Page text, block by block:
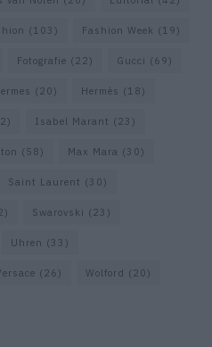
(103) Fashion Week (19)
Fotografie (22) Gucci (69)
(20) Hermès (18)
Isabel Marant (23)
(58) Max Mara (30)
Saint Laurent (30)
Swarovski (23)
Uhren (33)
(26) Wolford (20)